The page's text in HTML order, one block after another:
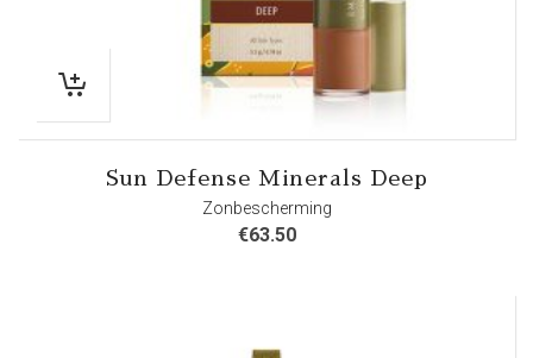
Sun Defense Minerals Deep
Zonbescherming
€63.50